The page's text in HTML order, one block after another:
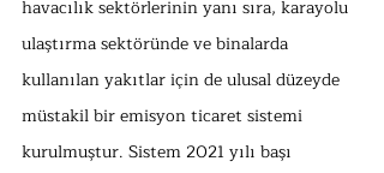
havacılık sektörlerinin yanı sıra, karayolu
ulaştırma sektöründe ve binalarda
kullanılan yakıtlar için de ulusal düzeyde
müstakil bir emisyon ticaret sistemi
kurulmuştur. Sistem 2021 yılı başı